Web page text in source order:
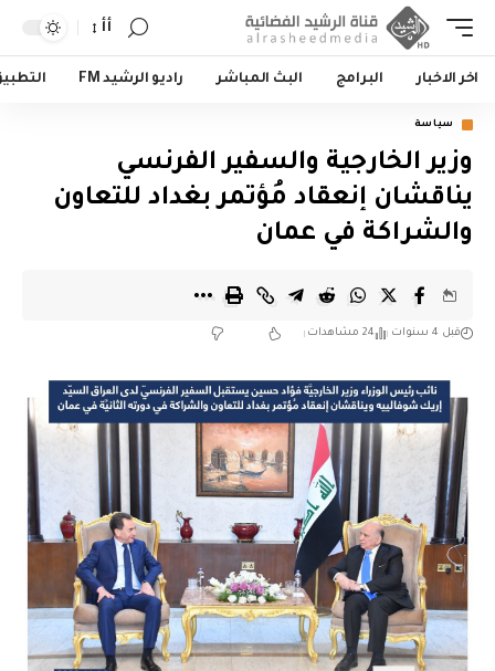
أأ
اخر الاخبار البرامج البث المباشر راديو الرشيد FM
سياسة
وزير الخارجية والسفير الفرنسي
يناقشان إنعقاد مُؤتمر بغداد للتعاون
والشراكة في عمان
قبل 4 سنوات 24 مشاهدات